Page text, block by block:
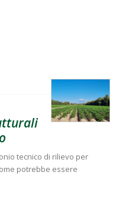
tecnico di rilievo per
potrebbe essere